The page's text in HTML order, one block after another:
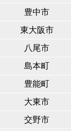
豊中市
東大阪市
八尾市
島本町
豊能町
大東市
交野市